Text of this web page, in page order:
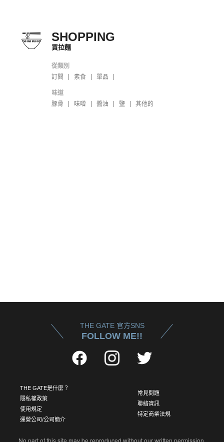
SHOPPING
買拉麵
從類別
訂閱
素食 單品
味道
豚骨
味噌 醬油 鹽 其他的
THE GATE 官方SNS
FOLLOW ME!!
THE GATE是什麼？
隱私權政策
使用規定
運營公司/公司簡介
常見問題
聯絡資訊
特定商業法規
No part of this site may be reproduced without our written permission.